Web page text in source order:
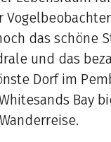
das schöne
und das
Dorf im
Bay